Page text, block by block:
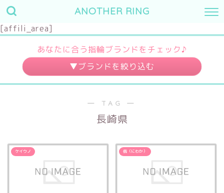
ANOTHER RING
[affili_area]
あなたに合う指輪ブランドをチェック♪
～30万円 ～10万円
― TAG ―
長崎県
ケイウノ 俄（にわか）